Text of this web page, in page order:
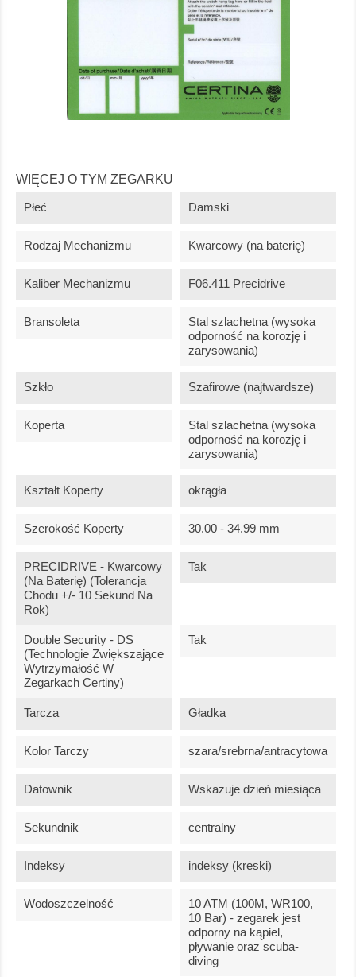
WIĘCEJ O TYM ZEGARKU
Płeć Damski
Rodzaj Mechanizmu Kwarcowy (na baterię)
Kaliber Mechanizmu F06.411 Precidrive
Bransoleta
Stal szlachetna (wysoka
odporność na korozję i
zarysowania)
Szkło Szafirowe (najtwardsze)
Koperta
Stal szlachetna (wysoka
odporność na korozję i
zarysowania)
Kształt Koperty okrągła
Szerokość Koperty 30.00 - 34.99 mm
PRECIDRIVE - Kwarcowy
(na Baterię) (tolerancja
Chodu +/- 10 Sekund Na
Rok)
Tak
Double Security - DS
(technologie Zwiększające
Wytrzymałość W
Zegarkach Certiny)
Tak
Tarcza Gładka
Kolor Tarczy szara/srebrna/antracytowa
Datownik Wskazuje dzień miesiąca
Sekundnik centralny
Indeksy indeksy (kreski)
Wodoszczelność
10 ATM (100M, WR100,
10 Bar) - zegarek jest
odporny na kąpiel,
pływanie oraz scuba-
diving